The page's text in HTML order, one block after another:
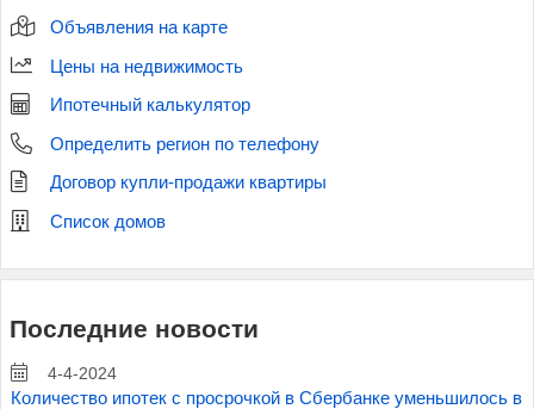
Объявления на карте
Цены на недвижимость
Ипотечный калькулятор
Определить регион по телефону
Договор купли-продажи квартиры
Список домов
Последние новости
4-4-2024
Количество ипотек с просрочкой в Сбербанке уменьшилось в